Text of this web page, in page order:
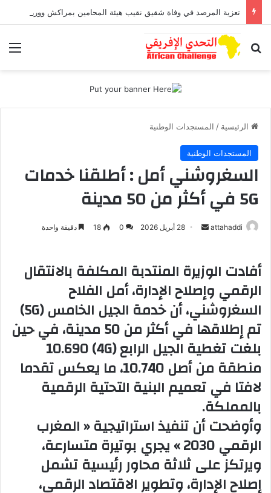
بحث عن
الرئيسية / المستجدات الوطنية
المستجدات الوطنية
السغروشني أمل : أطلقنا خدمات
5G في أكثر من 50 مدينة
attahaddi
ل
ي
إ
ل
ك
و
ن
ا
28 أبريل 2026 0
18 دقيقة واحدة
أفادت الوزيرة المنتدبة المكلفة بالانتقال
الرقمي وإصلاح الإدارة، أمل الفلاح
السغروشني، أن خدمة الجيل الخامس (5G)
تم إطلاقها في أكثر من 50 مدينة، في حين
بلغت تغطية الجيل الرابع (4G) 10.690
منطقة من أصل 10.740، ما يعكس تقدما
لافتا في تعميم البنية التحتية الرقمية
بالمملكة.
وأوضحت أن تنفيذ استراتيجية « المغرب
الرقمي 2030 » يجري بوتيرة متسارعة،
ويرتكز على ثلاثة محاور رئيسية تشمل
إصلاح الإدارة، وتطوير الاقتصاد الرقمي،